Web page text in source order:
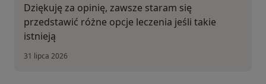
Dziękuję za opinię, zawsze staram się
przedstawić różne opcje leczenia jeśli takie
istnieją
31 lipca 2026